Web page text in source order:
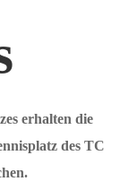
erhalten die
des TC